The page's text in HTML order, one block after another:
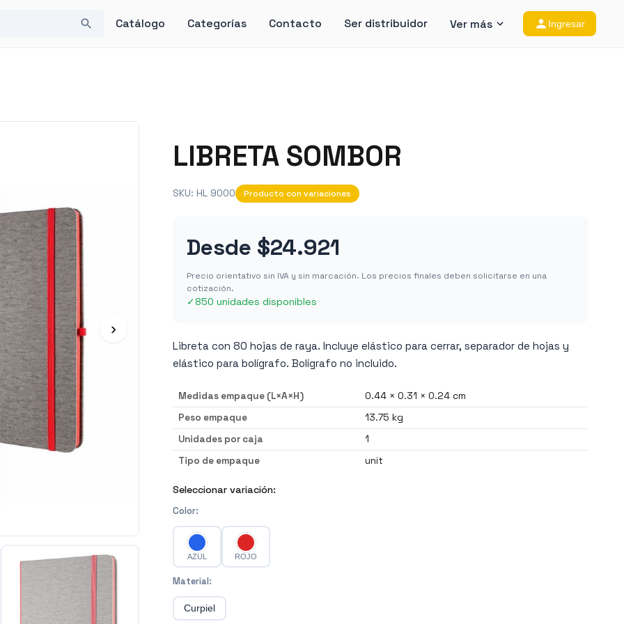
Catálogo Categorías Contacto Ser distribuidor Ver más Ingresar
›
LIBRETA SOMBOR
SKU: HL 9000 Producto con variaciones
Desde $24.921
Precio orientativo sin IVA y sin marcación. Los precios finales deben solicitarse en una
cotización.
✓850 unidades disponibles
Libreta con 80 hojas de raya. Incluye elástico para cerrar, separador de hojas y
elástico para bolígrafo. Bolígrafo no incluido.
Medidas empaque (L×A×H)
0.44 × 0.31 × 0.24 cm
Peso empaque
13.75 kg
Unidades por caja
1
Tipo de empaque
unit
Seleccionar variación:
Color:
AZUL ROJO
Material:
Curpiel